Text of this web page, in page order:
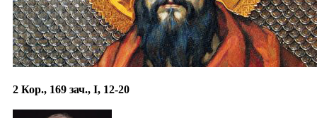
2 Кор., 169 зач., I, 12-20